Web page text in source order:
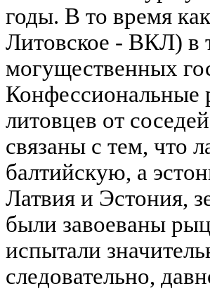
годы. В то время
Литовское - ВКЛ) в
могущественных
Конфессиональные
литовцев от
связаны с тем, что
балтийскую, а
Латвия и Эстония,
были завоеваны
испытали
следовательно,